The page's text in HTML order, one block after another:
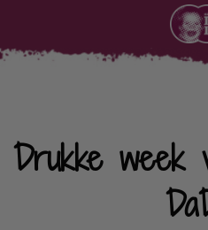
Drukke week